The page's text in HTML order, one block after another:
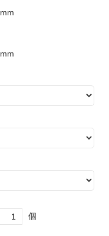
mm
mm
個